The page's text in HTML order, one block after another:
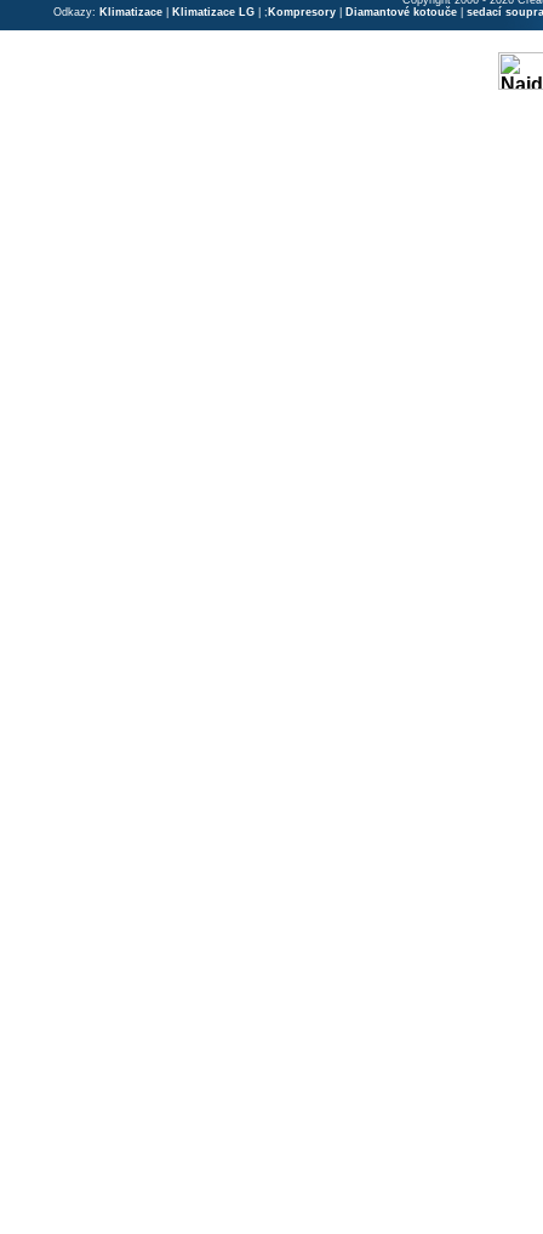
Odkazy: Klimatizace Klimatizace LG | ; Kompresory Diamantové kotouče sedací